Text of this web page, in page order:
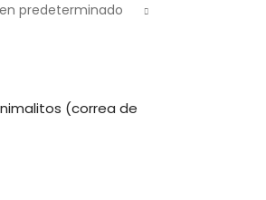
predeterminado
(correa de